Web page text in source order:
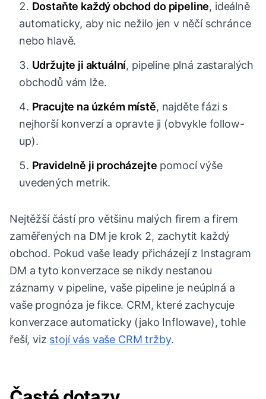
Dostaňte každý obchod do pipeline, ideálně
automaticky, aby nic nežilo jen v něčí schránce
nebo hlavě.
Udržujte ji aktuální, pipeline plná zastaralých
obchodů vám lže.
Pracujte na úzkém místě, najděte fázi s
nejhorší konverzí a opravte ji (obvykle follow-
up).
Pravidelně ji procházejte pomocí výše
uvedených metrik.
Nejtěžší částí pro většinu malých firem a firem
zaměřených na DM je krok 2, zachytit každý
obchod. Pokud vaše leady přicházejí z Instagram
DM a tyto konverzace se nikdy nestanou
záznamy v pipeline, vaše pipeline je neúplná a
vaše prognóza je fikce. CRM, které zachycuje
konverzace automaticky (jako Inflowave), tohle
řeší, viz stojí vás vaše CRM tržby.